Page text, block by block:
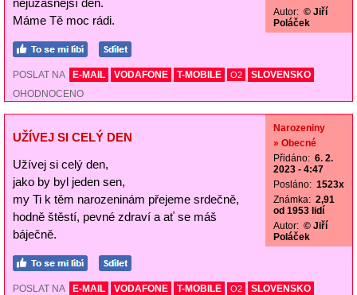
nejúžasnější den.
Máme Tě moc rádi.
Autor: © Jiří
Poláček
POSLAT NA E-MAIL VODAFONE T-MOBILE O2
SLOVENSKO
OHODNOCENO
UŽÍVEJ SI CELÝ DEN
Užívej si celý den,
jako by byl jeden sen,
my Ti k těm narozeninám přejeme srdečně,
hodně štěstí, pevné zdraví a ať se máš
báječně.
Narozeniny
» Obecné
Přidáno: 6. 2.
2023 - 4:47
Posláno: 1523x
Známka: 2,91
od 1953 lidí
Autor: © Jiří
Poláček
POSLAT NA E-MAIL VODAFONE T-MOBILE O2
SLOVENSKO